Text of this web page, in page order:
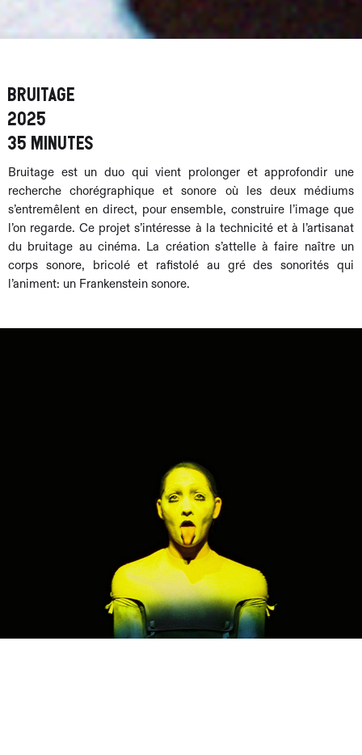
Bruitage
2025
35 minutes
Bruitage est un duo qui vient prolonger et approfondir une
recherche chorégraphique et sonore où les deux médiums
s’entremêlent en direct, pour ensemble, construire l’image que
l’on regarde. Ce projet s’intéresse à la technicité et à l’artisanat
du bruitage au cinéma. La création s’attelle à faire naître un
corps sonore, bricolé et rafistolé au gré des sonorités qui
l’animent: un Frankenstein sonore.